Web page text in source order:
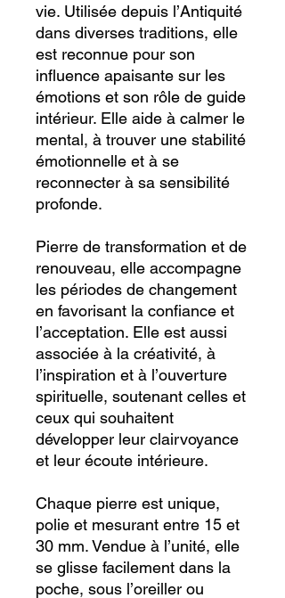
vie. Utilisée depuis l’Antiquité
dans diverses traditions, elle
est reconnue pour son
influence apaisante sur les
émotions et son rôle de guide
intérieur. Elle aide à calmer le
mental, à trouver une stabilité
émotionnelle et à se
reconnecter à sa sensibilité
profonde.
Pierre de transformation et de
renouveau, elle accompagne
les périodes de changement
en favorisant la confiance et
l’acceptation. Elle est aussi
associée à la créativité, à
l’inspiration et à l’ouverture
spirituelle, soutenant celles et
ceux qui souhaitent
développer leur clairvoyance
et leur écoute intérieure.
Chaque pierre est unique,
polie et mesurant entre 15 et
30 mm. Vendue à l’unité, elle
se glisse facilement dans la
poche, sous l’oreiller ou